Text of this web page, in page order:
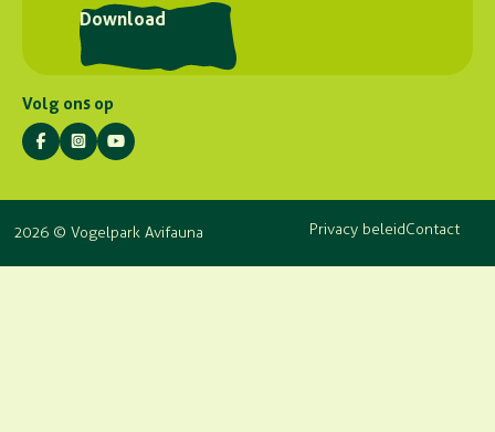
Postadres
Stuyvesantlaan 23
2404 XN Alphen aan den Rijn
Download
Volg ons op
2026 © Vogelpark Avifauna Privacy beleidContact